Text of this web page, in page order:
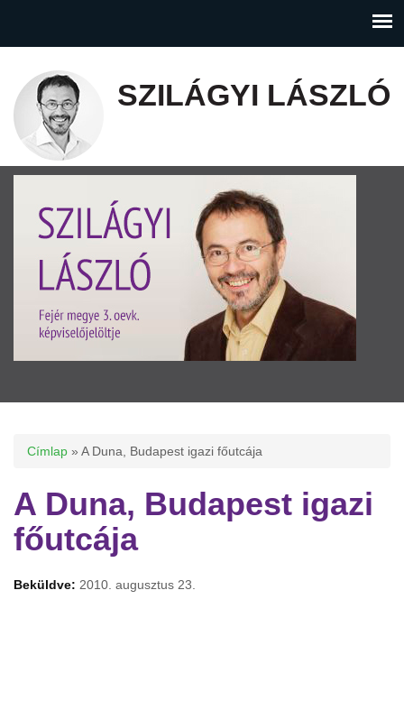
SZILÁGYI LÁSZLÓ
Jelenlegi hely
Címlap » A Duna, Budapest igazi főutcája
A Duna, Budapest igazi
főutcája
Beküldve: 2010. augusztus 23.